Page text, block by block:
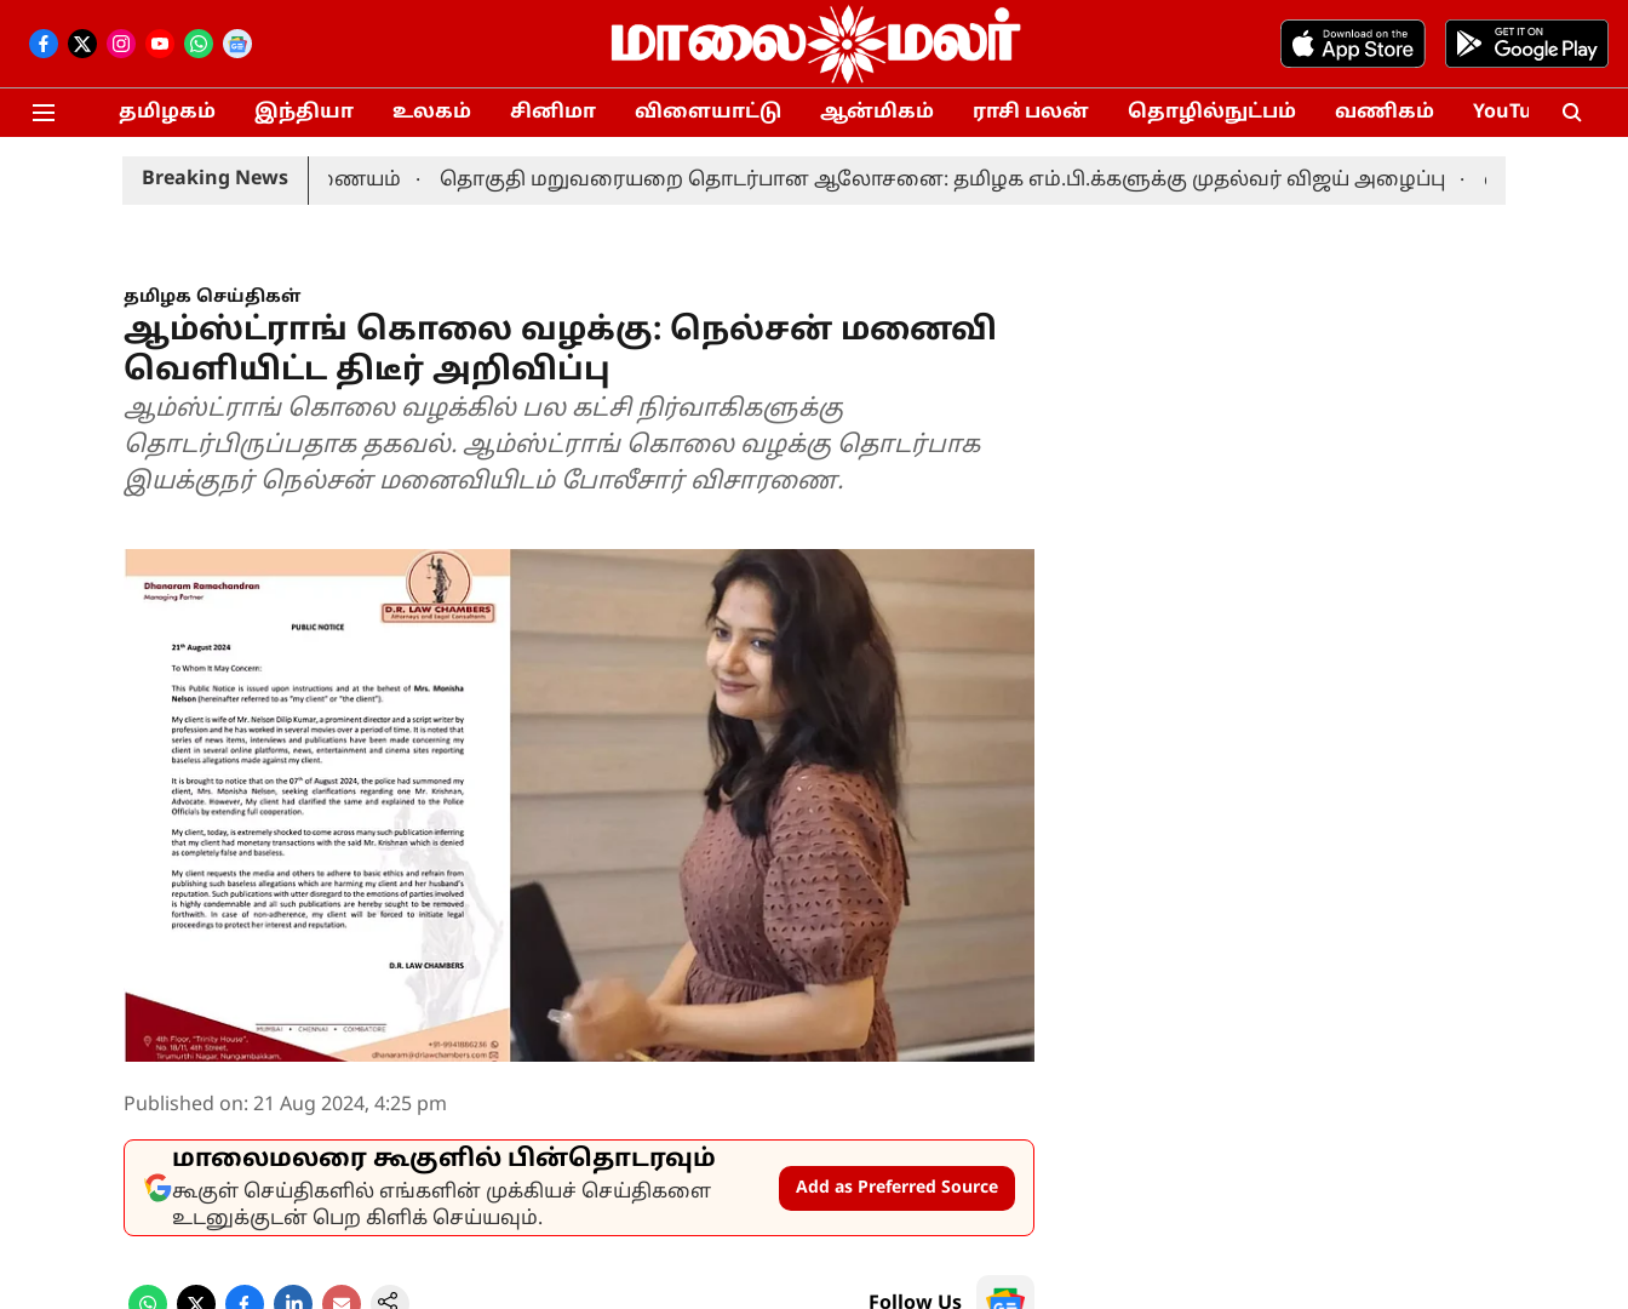
தமிழகம் இந்தியா உலகம் சினிமா விளையாட்டு ஆன்மிகம் ராசி பலன் தொழில்நுட்பம் வணிகம் YouTube
Breaking News
நடைபெறும்: தேர்தல் ஆணையம் தொகுதி மறுவரையறை தொடர்பான ஆலோசனை: தமிழக எம்.பி.க்களுக்கு முதல்வர் விஜய் அழைப்பு வங்கதேச அதிபர்
தமிழக செய்திகள்
ஆம்ஸ்ட்ராங் கொலை வழக்கு: நெல்சன் மனைவி
வெளியிட்ட திடீர் அறிவிப்பு
ஆம்ஸ்ட்ராங் கொலை வழக்கில் பல கட்சி நிர்வாகிகளுக்கு
தொடர்பிருப்பதாக தகவல். ஆம்ஸ்ட்ராங் கொலை வழக்கு தொடர்பாக
இயக்குநர் நெல்சன் மனைவியிடம் போலீசார் விசாரணை.
Published on: 21 Aug 2024, 4:25 pm
மாலைமலரை கூகுளில் பின்தொடரவும்
கூகுள் செய்திகளில் எங்களின் முக்கியச் செய்திகளை
உடனுக்குடன் பெற கிளிக் செய்யவும்.
Add as Preferred Source
Follow Us